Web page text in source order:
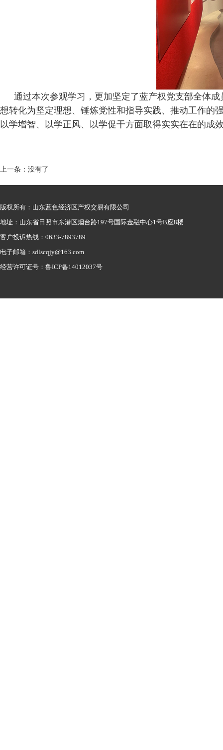
通过本次参观学习，更加坚定了蓝产权党支部全体
想转化为坚定理想、锤炼党性和指导实践、推动工作的
以学增智、以学正风、以学促干方面取得实实在在的成
上一条：没有了
版权所有：山东蓝色经济区产权交易有限公司
地址：山东省日照市东港区烟台路197号国际金融中心1号B座8楼
客户投诉热线：0633-7893789
电子邮箱：sdlscqjy@163.com
经营许可证号：鲁ICP备14012037号